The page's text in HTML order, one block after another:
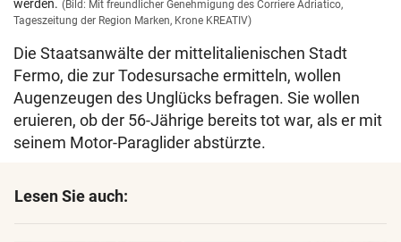
werden. (Bild: Mit freundlicher Genehmigung des Corriere Adriatico,
Tageszeitung der Region Marken, Krone KREATIV)
Die Staatsanwälte der mittelitalienischen Stadt
Fermo, die zur Todesursache ermitteln, wollen
Augenzeugen des Unglücks befragen. Sie wollen
eruieren, ob der 56-Jährige bereits tot war, als er mit
seinem Motor-Paraglider abstürzte.
Lesen Sie auch: